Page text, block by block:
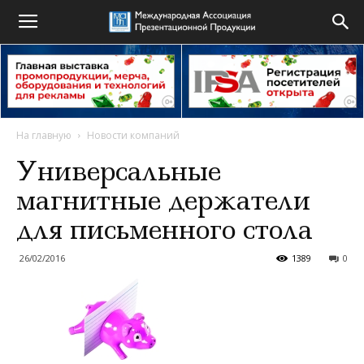
На главную Новости компаний
Универсальные
магнитные держатели
для письменного стола
26/02/2016 0
1389